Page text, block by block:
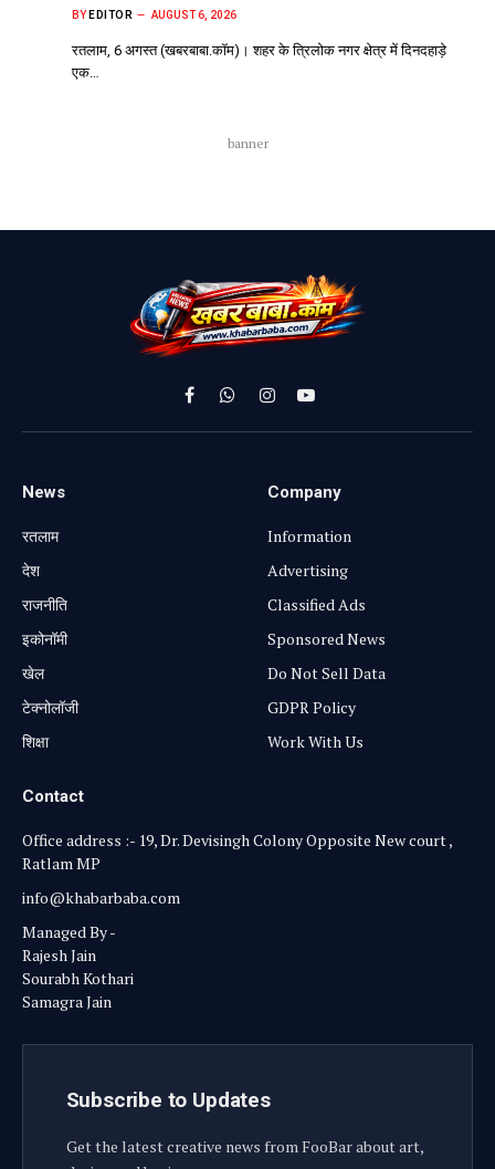
BY EDITOR AUGUST 6, 2026
रतलाम, 6 अगस्त (खबरबाबा.कॉम)। शहर के त्रिलोक नगर क्षेत्र में दिनदहाड़े
एक…
banner
FacebookWhatsApp
InstagramYouTube
News
रतलाम
⁠देश
राजनीति
⁠इकोनॉमी
खेल
टेक्नोलॉजी
शिक्षा
Company
Information
Advertising
Classified Ads
Sponsored News
Do Not Sell Data
GDPR Policy
Work With Us
Contact
Office address :- 19, Dr. Devisingh Colony Opposite New court ,
Ratlam MP
info@khabarbaba.com
Managed By -
Rajesh Jain
Sourabh Kothari
Samagra Jain
Subscribe to Updates
Get the latest creative news from FooBar about art,